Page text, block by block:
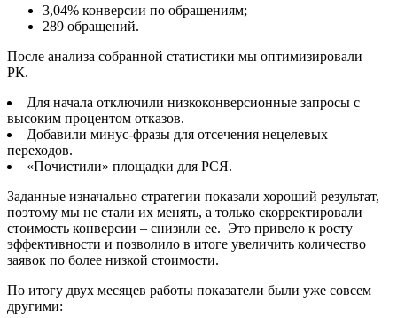
3,04% конверсии по обращениям;
289 обращений.
После анализа собранной статистики мы оптимизировали
РК.
Для начала отключили низкоконверсионные запросы с
высоким процентом отказов.
Добавили минус-фразы для отсечения нецелевых
переходов.
«Почистили» площадки для РСЯ.
Заданные изначально стратегии показали хороший результат,
поэтому мы не стали их менять, а только скорректировали
стоимость конверсии – снизили ее. Это привело к росту
эффективности и позволило в итоге увеличить количество
заявок по более низкой стоимости.
По итогу двух месяцев работы показатели были уже совсем
другими: